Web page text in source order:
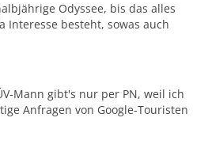
Odyssee, bis das alles
Interesse besteht, sowas auch
Mann gibt's nur per PN, weil ich
Anfragen von Google-Touristen